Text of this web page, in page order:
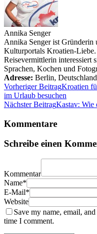
Annika Senger
Annika Senger ist Gründerin
Kulturportals Kroatien-
Reisevermittlerin interessiert
Sprachen, Kochen und
Adresse: Berlin, Deutschland
Vorheriger BeitragKroatien
im Urlaub besuchen
Nächster BeitragKastav: Wie
Kommentare
Schreibe einen
Kommentar
Name*
E-Mail*
Website
Save my name, email,
time I comment.